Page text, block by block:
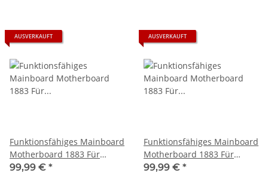
AUSVERKAUFT
Funktionsfähiges Mainboard
Motherboard 1883 Für
Microsoft Xbox Series S -
99,99 € *
AUSVERKAUFT
Funktionsfähiges Mainboard
Motherboard 1883 Für
Microsoft Xbox Series S -
99,99 € *